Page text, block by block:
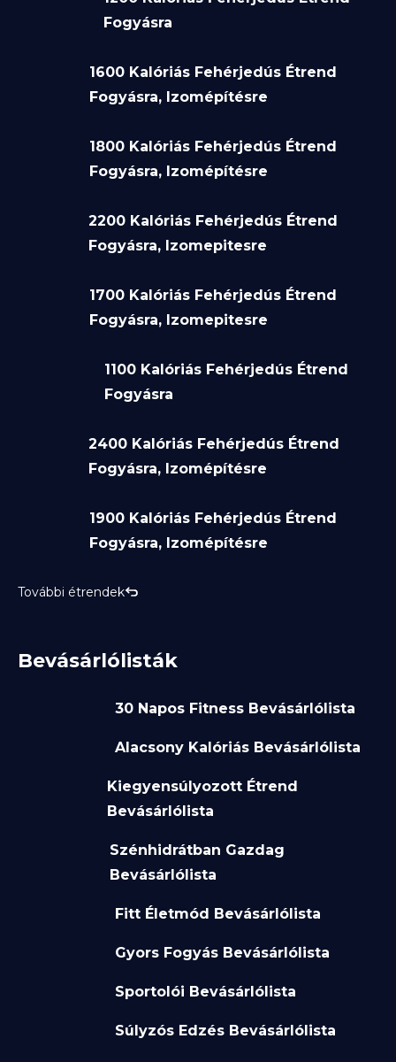
Fogyásra
1600 Kalóriás Fehérjedús Étrend
Fogyásra, Izomépítésre
1800 Kalóriás Fehérjedús Étrend
Fogyásra, Izomépítésre
2200 Kalóriás Fehérjedús Étrend
Fogyásra, Izomepitesre
1700 Kalóriás Fehérjedús Étrend
Fogyásra, Izomepitesre
1100 Kalóriás Fehérjedús Étrend
Fogyásra
2400 Kalóriás Fehérjedús Étrend
Fogyásra, Izomépítésre
1900 Kalóriás Fehérjedús Étrend
Fogyásra, Izomépítésre
További étrendek
Bevásárlólisták
30 Napos Fitness Bevásárlólista
Alacsony Kalóriás Bevásárlólista
Kiegyensúlyozott Étrend
Bevásárlólista
Szénhidrátban Gazdag
Bevásárlólista
Fitt Életmód Bevásárlólista
Gyors Fogyás Bevásárlólista
Sportolói Bevásárlólista
Súlyzós Edzés Bevásárlólista